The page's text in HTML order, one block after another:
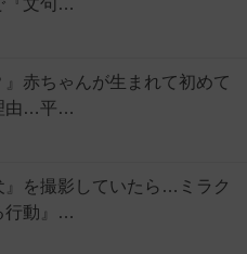
『文句…
赤ちゃんが生まれて初めて
由…平…
』を撮影していたら…ミラク
行動』…